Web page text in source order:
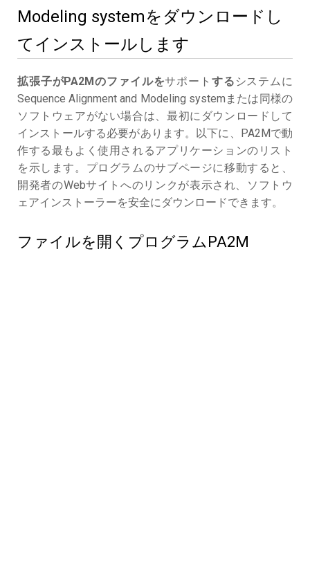
Modeling systemをダウンロードし
てインストールします
拡張子がPA2Mのファイルをサポート する システムに
Sequence Alignment and Modeling systemまたは同様の
ソフトウェアがない場合は、最初にダウンロードして
インストールする必要があります。以下に、PA2Mで動
作する最もよく使用されるアプリケーションのリスト
を示します。プログラムのサブページに移動すると、
開発者のWebサイトへのリンクが表示され、ソフトウ
ェアインストーラーを安全にダウンロードできます。
ファイルを開くプログラムPA2M